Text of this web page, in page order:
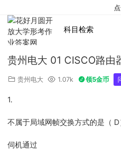
科目检索
贵州电大 01 CISCO路
贵州电大 1.07k 领5金币
1.
不属于局域网帧交换方式的是（ D
伺机通过